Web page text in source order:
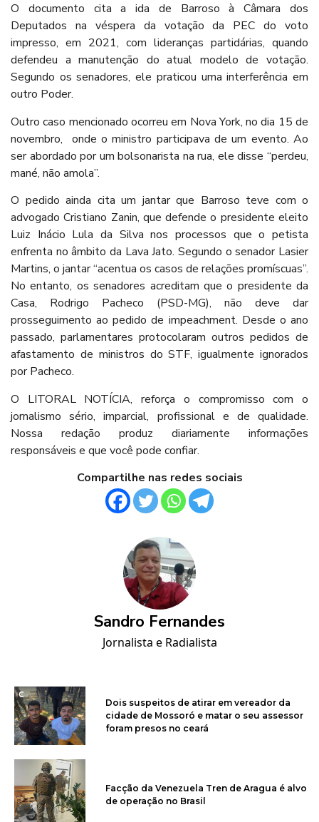
O documento cita a ida de Barroso à Câmara dos
Deputados na véspera da votação da PEC do voto
impresso, em 2021, com lideranças partidárias, quando
defendeu a manutenção do atual modelo de votação.
Segundo os senadores, ele praticou uma interferência em
outro Poder.
Outro caso mencionado ocorreu em Nova York, no dia 15 de
novembro, onde o ministro participava de um evento. Ao
ser abordado por um bolsonarista na rua, ele disse “perdeu,
mané, não amola”.
O pedido ainda cita um jantar que Barroso teve com o
advogado Cristiano Zanin, que defende o presidente eleito
Luiz Inácio Lula da Silva nos processos que o petista
enfrenta no âmbito da Lava Jato. Segundo o senador Lasier
Martins, o jantar “acentua os casos de relações promíscuas”.
No entanto, os senadores acreditam que o presidente da
Casa, Rodrigo Pacheco (PSD-MG), não deve dar
prosseguimento ao pedido de impeachment. Desde o ano
passado, parlamentares protocolaram outros pedidos de
afastamento de ministros do STF, igualmente ignorados
por Pacheco.
O LITORAL NOTÍCIA, reforça o compromisso com o
jornalismo sério, imparcial, profissional e de qualidade.
Nossa redação produz diariamente informações
responsáveis e que você pode confiar.
Compartilhe nas redes sociais
Sandro Fernandes
Jornalista e Radialista
Dois suspeitos de atirar em vereador da
cidade de Mossoró e matar o seu assessor
foram presos no ceará
Facção da Venezuela Tren de Aragua é alvo
de operação no Brasil